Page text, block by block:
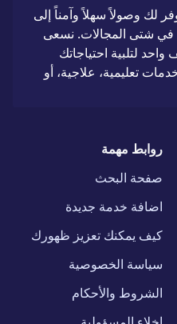
لك وصولاً سهلاً وآمناً إلى
في شتى المجالات. نسعى
لتلبية احتياجاتك
تعليمية، علاجية، أو
روابط مهمة
صفحة البحث
اضافة خدمة جديدة
كيف يمكنك تعزيز ظهورك
سياسة الخصوصية
الشروط والأحكام